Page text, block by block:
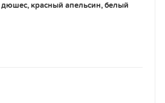
дюшес, красный апельсин, белый